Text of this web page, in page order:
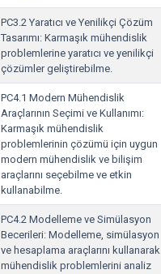
PC3.2 Yaratıcı ve Yenilikçi Çözüm
Tasarımı: Karmaşık mühendislik
problemlerine yaratıcı ve yenilikçi
çözümler geliştirebilme.
PC4.1 Modern Mühendislik
Araçlarının Seçimi ve Kullanımı:
Karmaşık mühendislik
problemlerinin çözümü için uygun
modern mühendislik ve bilişim
araçlarını seçebilme ve etkin
kullanabilme.
PC4.2 Modelleme ve Simülasyon
Becerileri: Modelleme, simülasyon
ve hesaplama araçlarını kullanarak
mühendislik problemlerini analiz